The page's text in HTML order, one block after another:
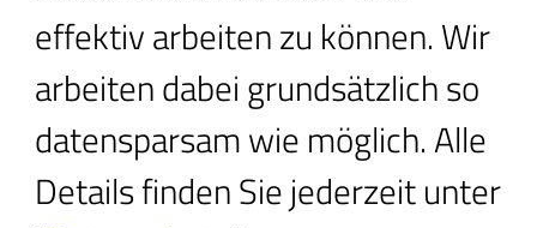
Bitte
erlauben Sie die Cookies
um diesen "externer
Anbieter"-Inhalt
effektiv arbeiten zu können. Wir
arbeiten dabei grundsätzlich so
datensparsam wie möglich. Alle
Details finden Sie jederzeit unter